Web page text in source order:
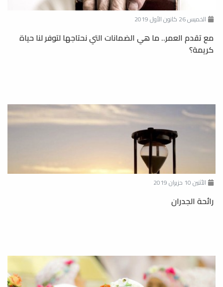
الخميس 26 كانون الأول 2019
مع تقدم العمر.. ما هي الضمانات التي نحتاجها لتوفر لنا حياة
كريمة؟
الأثنين 10 حزيران 2019
رائحة الجدران